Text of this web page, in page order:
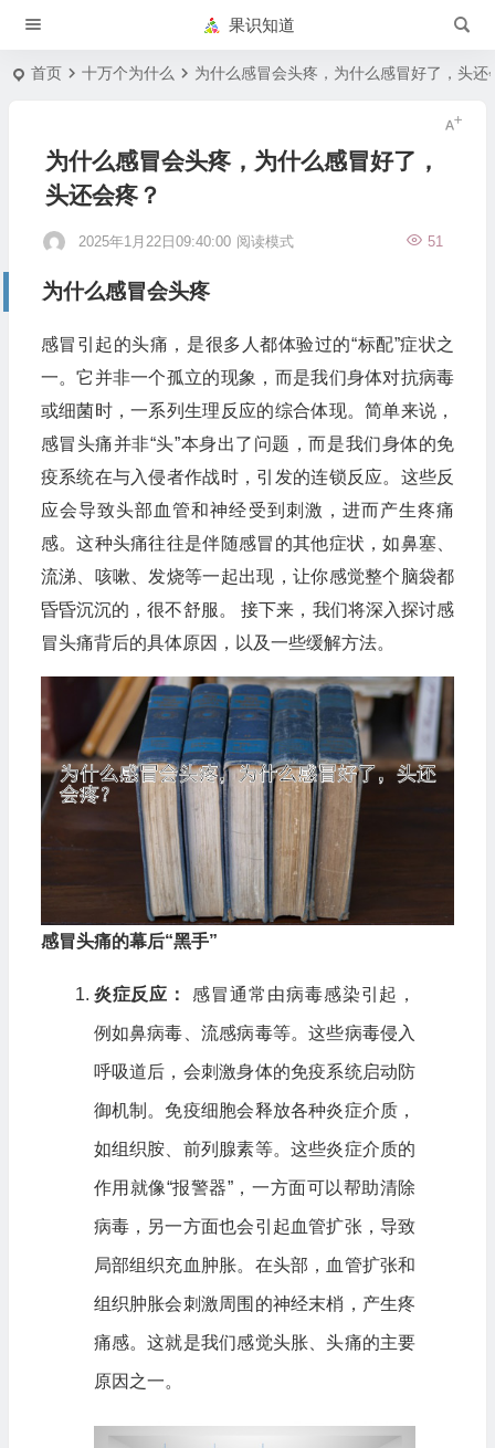
果识知道
首页 十万个为什么 为什么感冒会头疼，为什么感冒好了，头还
为什么感冒会头疼，为什么感冒好了，
头还会疼？
2025年1月22日09:40:00 51
阅读模式
为什么感冒会头疼
感冒引起的头痛，是很多人都体验过的“标配”症状之
一。它并非一个孤立的现象，而是我们身体对抗病毒
或细菌时，一系列生理反应的综合体现。简单来说，
感冒头痛并非“头”本身出了问题，而是我们身体的免
疫系统在与入侵者作战时，引发的连锁反应。这些反
应会导致头部血管和神经受到刺激，进而产生疼痛
感。这种头痛往往是伴随感冒的其他症状，如鼻塞、
流涕、咳嗽、发烧等一起出现，让你感觉整个脑袋都
昏昏沉沉的，很不舒服。 接下来，我们将深入探讨感
冒头痛背后的具体原因，以及一些缓解方法。
感冒头痛的幕后“黑手”
炎症反应： 感冒通常由病毒感染引起，
例如鼻病毒、流感病毒等。这些病毒侵入
呼吸道后，会刺激身体的免疫系统启动防
御机制。免疫细胞会释放各种炎症介质，
如组织胺、前列腺素等。这些炎症介质的
作用就像“报警器”，一方面可以帮助清除
病毒，另一方面也会引起血管扩张，导致
局部组织充血肿胀。在头部，血管扩张和
组织肿胀会刺激周围的神经末梢，产生疼
痛感。这就是我们感觉头胀、头痛的主要
原因之一。